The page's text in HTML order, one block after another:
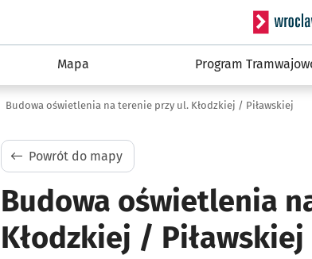
Serwis
Mapa Program
Budowa oświetlenia na terenie przy ul. Kłodzkiej / Piławskiej
Powrót do mapy
Budowa oświetlenia
Kłodzkiej / Piławskiej